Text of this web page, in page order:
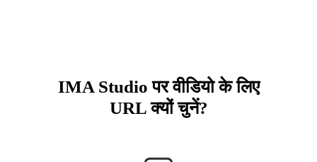
IMA Studio पर वीडियो के लिए
URL क्यों चुनें?